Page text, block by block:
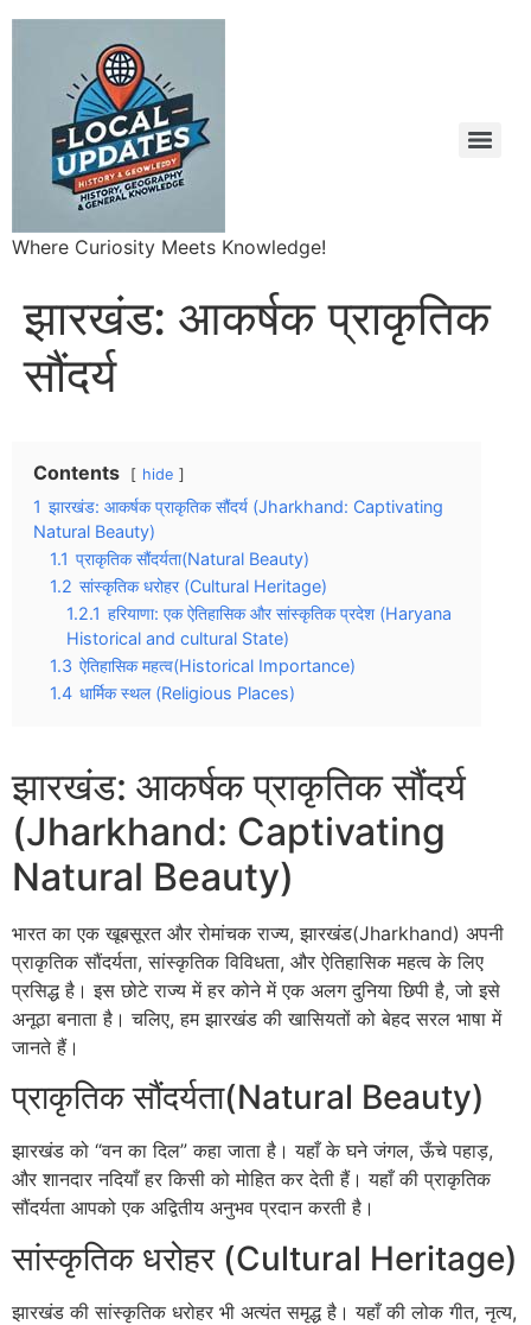
Where Curiosity Meets Knowledge!
झारखंड: आकर्षक प्राकृतिक
सौंदर्य
Contents hide
1 झारखंड: आकर्षक प्राकृतिक सौंदर्य (Jharkhand: Captivating
Natural Beauty)
1.1 प्राकृतिक सौंदर्यता(Natural Beauty)
1.2 सांस्कृतिक धरोहर (Cultural Heritage)
1.2.1 हरियाणा: एक ऐतिहासिक और सांस्कृतिक प्रदेश (Haryana
Historical and cultural State)
1.3 ऐतिहासिक महत्व(Historical Importance)
1.4 धार्मिक स्थल (Religious Places)
झारखंड: आकर्षक प्राकृतिक सौंदर्य
(Jharkhand: Captivating
Natural Beauty)
भारत का एक खूबसूरत और रोमांचक राज्य, झारखंड(Jharkhand) अपनी
प्राकृतिक सौंदर्यता, सांस्कृतिक विविधता, और ऐतिहासिक महत्व के लिए
प्रसिद्ध है। इस छोटे राज्य में हर कोने में एक अलग दुनिया छिपी है, जो इसे
अनूठा बनाता है। चलिए, हम झारखंड की खासियतों को बेहद सरल भाषा में
जानते हैं।
प्राकृतिक सौंदर्यता(Natural Beauty)
झारखंड को “वन का दिल” कहा जाता है। यहाँ के घने जंगल, ऊँचे पहाड़,
और शानदार नदियाँ हर किसी को मोहित कर देती हैं। यहाँ की प्राकृतिक
सौंदर्यता आपको एक अद्वितीय अनुभव प्रदान करती है।
सांस्कृतिक धरोहर (Cultural Heritage)
झारखंड की सांस्कृतिक धरोहर भी अत्यंत समृद्ध है। यहाँ की लोक गीत, नृत्य,